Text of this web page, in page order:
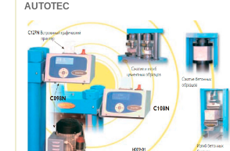
AUTOTEC